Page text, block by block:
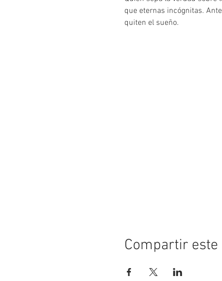
que eternas incógnitas.
quiten el sueño.
Compartir este